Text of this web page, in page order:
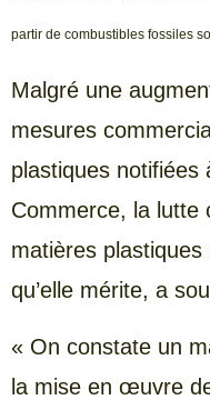
partir de combustibles fossiles
Malgré une
mesures
plastiques notifiées
Commerce, la lutte
matières plastiques
qu’elle mérite, a
« On constate un
la mise en œuvre